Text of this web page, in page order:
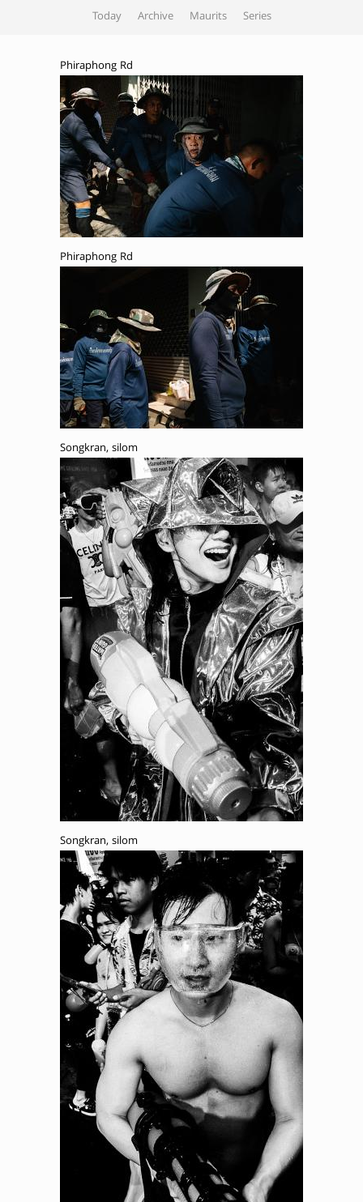
Today Archive Maurits Series
Phiraphong Rd
Phiraphong Rd
Songkran, silom
Songkran, silom